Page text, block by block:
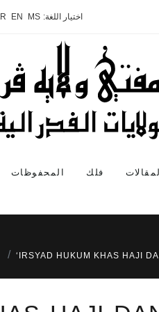
اختيار اللغة: MS
EN
المقالات فلك المحفوظات
IRSYAD HUKUM KHAS HAJI